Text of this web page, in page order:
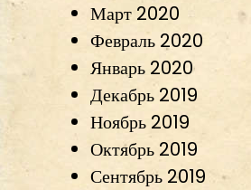
Март 2020
Февраль 2020
Январь 2020
Декабрь 2019
Ноябрь 2019
Октябрь 2019
Сентябрь 2019